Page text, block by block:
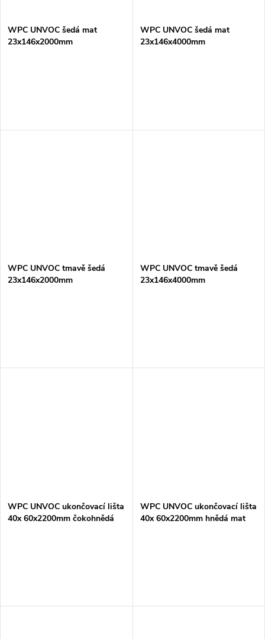
WPC UNVOC šedá mat
23x146x2000mm
WPC UNVOC šedá mat
23x146x4000mm
WPC UNVOC tmavě šedá
23x146x2000mm
WPC UNVOC tmavě šedá
23x146x4000mm
WPC UNVOC ukončovací lišta
40x 60x2200mm čokohnědá
WPC UNVOC ukončovací lišta
40x 60x2200mm hnědá mat